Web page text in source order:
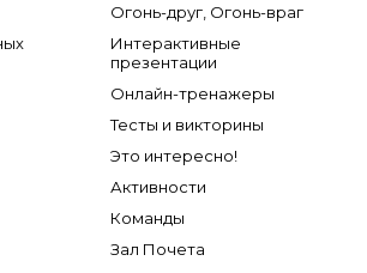
Огонь-друг, Огонь-враг
Интерактивные
презентации
Онлайн-тренажеры
Тесты и викторины
Это интересно!
Активности
Команды
Зал Почета